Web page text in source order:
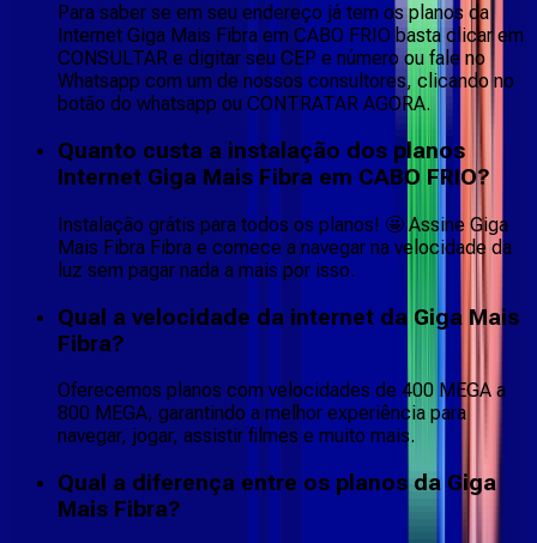
Para saber se em seu endereço já tem os planos da
Internet Giga Mais Fibra em CABO FRIO basta clicar em
CONSULTAR e digitar seu CEP e número ou fale no
Whatsapp com um de nossos consultores, clicando no
botão do whatsapp ou CONTRATAR AGORA.
Quanto custa a instalação dos planos
Internet Giga Mais Fibra em CABO FRIO?
Instalação grátis para todos os planos! 🤩 Assine Giga
Mais Fibra Fibra e comece a navegar na velocidade da
luz sem pagar nada a mais por isso.
Qual a velocidade da internet da Giga Mais
Fibra?
Oferecemos planos com velocidades de 400 MEGA a
800 MEGA, garantindo a melhor experiência para
navegar, jogar, assistir filmes e muito mais.
Qual a diferença entre os planos da Giga
Mais Fibra?